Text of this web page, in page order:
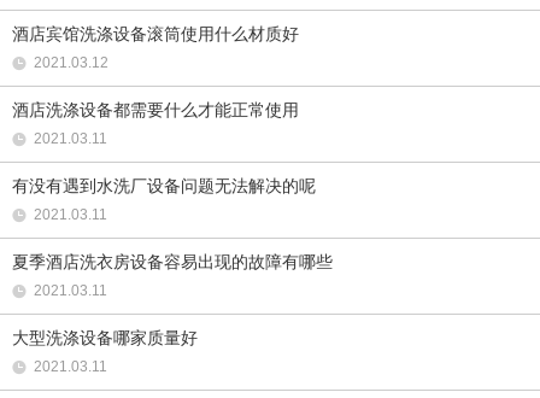
酒店宾馆洗涤设备滚筒使用什么材质好
2021.03.12
酒店洗涤设备都需要什么才能正常使用
2021.03.11
有没有遇到水洗厂设备问题无法解决的呢
2021.03.11
夏季酒店洗衣房设备容易出现的故障有哪些
2021.03.11
大型洗涤设备哪家质量好
2021.03.11